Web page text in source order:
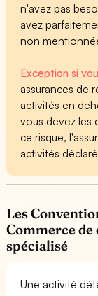
n'avez pas
avez
non
Exception si
assurances de
activités en
vous devez les
ce risque,
activités
Les
Commerce de
spécialisé
Une activité